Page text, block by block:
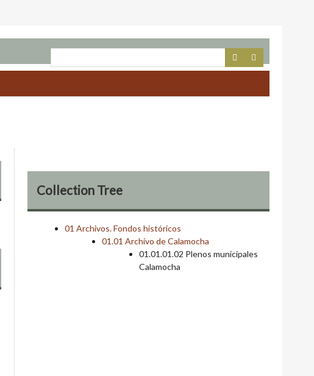
Collection Tree
01 Archivos. Fondos históricos
01.01 Archivo de Calamocha
01.01.01.02 Plenos municipales
Calamocha